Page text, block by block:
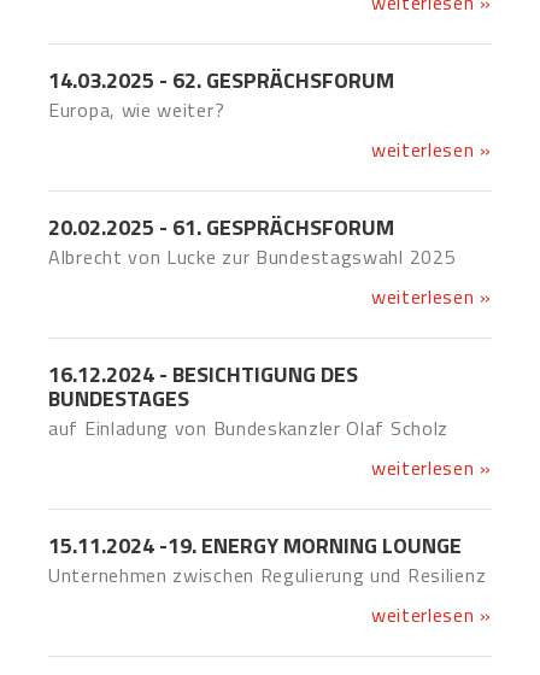
14.03.2025 - 62. GESPRÄCHSFORUM
Europa, wie weiter?
weiterlesen »
20.02.2025 - 61. GESPRÄCHSFORUM
Albrecht von Lucke zur Bundestagswahl 2025
weiterlesen »
16.12.2024 - BESICHTIGUNG DES
BUNDESTAGES
auf Einladung von Bundeskanzler Olaf Scholz
weiterlesen »
15.11.2024 -19. ENERGY MORNING LOUNGE
Unternehmen zwischen Regulierung und Resilienz
weiterlesen »